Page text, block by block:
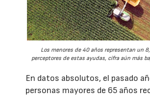
Los menores de 40 años representan un
perceptores de estas ayudas, cifra aún más
En datos absolutos, el pasado
personas mayores de 65 años